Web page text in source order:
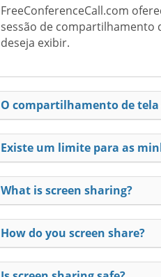
FreeConferenceCall.com
sessão de compartilhamento
deseja exibir.
O compartilhamento de tela
Existe um limite para as
What is screen sharing?
How do you screen share?